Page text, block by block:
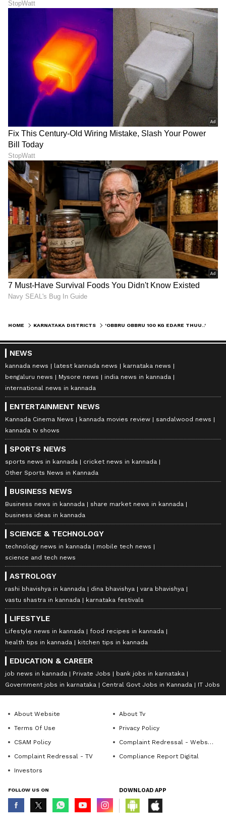
HOME KARNATAKA DISTRICTS
NEWS
kannada news latest kannada news
karnataka news
bengaluru news
Mysore news
india news in kannada
international news in kannada
ENTERTAINMENT NEWS
Kannada Cinema News kannada movies review
sandalwood news
kannada tv shows
SPORTS NEWS
sports news in kannada
cricket news in kannada
Other Sports News in Kannada
BUSINESS NEWS
Business news in kannada
share market news in kannada
business ideas in kannada
SCIENCE & TECHNOLOGY
technology news in kannada
mobile tech news
science and tech news
ASTROLOGY
rashi bhavishya in kannada dina bhavishya
vara bhavishya
vastu shastra in kannada
karnataka festivals
LIFESTYLE
Lifestyle news in kannada
food recipes in kannada
health tips in kannada
kitchen tips in kannada
EDUCATION & CAREER
job news in kannada Private Jobs
bank jobs in karnataka
Government jobs in karnataka
Central Govt Jobs in Kannada IT Jobs
About Website
About Tv
Terms Of Use
Privacy Policy
CSAM Policy
Complaint Redressal - Website
Complaint Redressal - TV
Compliance Report Digital
Investors
FOLLOW US ON DOWNLOAD APP